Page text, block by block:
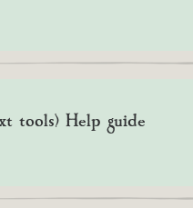
tools) Help guide